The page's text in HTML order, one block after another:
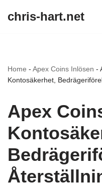
chris-hart.net
Home - Apex Coins Inlösen -
Kontosäkerhet,
Apex